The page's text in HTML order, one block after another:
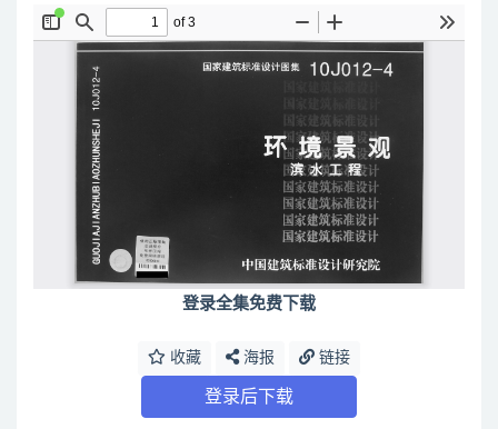
登录全集免费下载
收藏 海报 链接
登录后下载